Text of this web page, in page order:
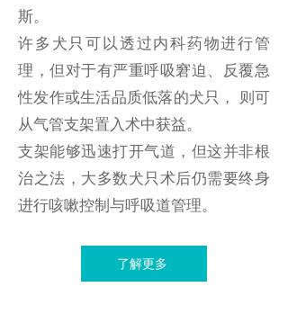
斯。
许多犬只可以透过内科药物进行管
理，但对于有严重呼吸窘迫、反覆急
性发作或生活品质低落的犬只， 则可
从气管支架置入术中获益。
支架能够迅速打开气道，但这并非根
治之法，大多数犬只术后仍需要终身
进行咳嗽控制与呼吸道管理。
了解更多